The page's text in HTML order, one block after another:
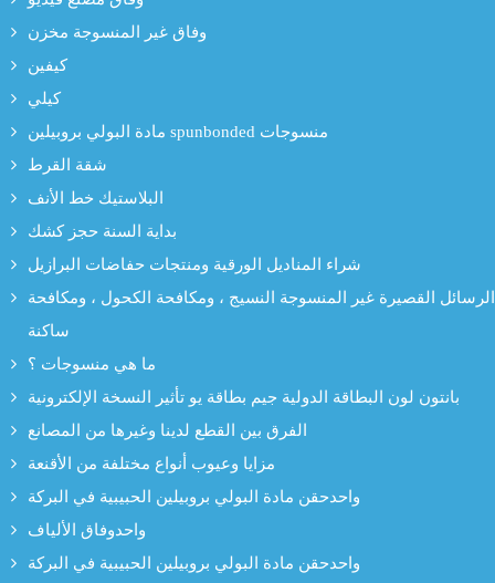
وفاق غير المنسوجة مخزن
كيفين
كيلي
مادة البولي بروبيلين spunbonded منسوجات
شقة القرط
البلاستيك خط الأنف
بداية السنة حجز كشك
شراء المناديل الورقية ومنتجات حفاضات البرازيل
الرسائل القصيرة غير المنسوجة النسيج ، ومكافحة الكحول ، ومكافحة
ساكنة
ما هي منسوجات ؟
بانتون لون البطاقة الدولية جيم بطاقة يو تأثير النسخة الإلكترونية
الفرق بين القطع لدينا وغيرها من المصانع
مزايا وعيوب أنواع مختلفة من الأقنعة
واحدحقن مادة البولي بروبيلين الحبيبية في البركة
واحدوفاق الألياف
واحدحقن مادة البولي بروبيلين الحبيبية في البركة